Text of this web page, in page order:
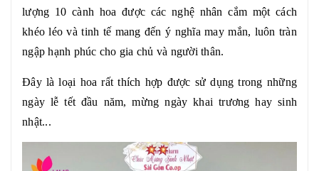
lượng 10 cành hoa được các nghệ nhân cắm một cách
khéo léo và tinh tế mang đến ý nghĩa may mắn, luôn tràn
ngập hạnh phúc cho gia chủ và người thân.
Đây là loại hoa rất thích hợp được sử dụng trong những
ngày lễ tết đầu năm, mừng ngày khai trương hay sinh
nhật...